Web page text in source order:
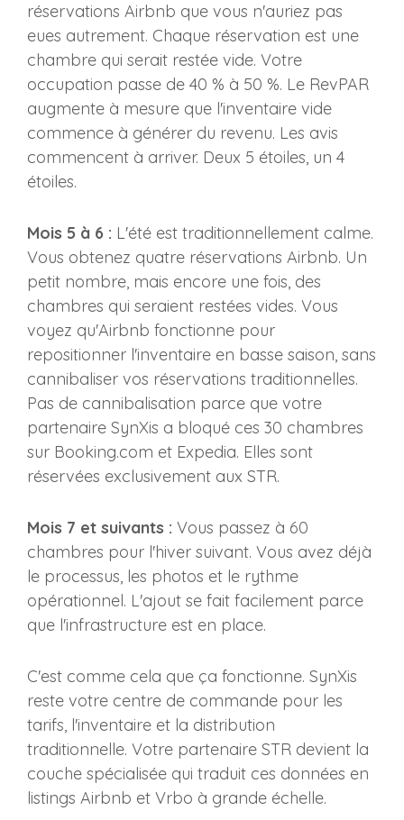
réservations Airbnb que vous n'auriez pas
eues autrement. Chaque réservation est une
chambre qui serait restée vide. Votre
occupation passe de 40 % à 50 %. Le RevPAR
augmente à mesure que l'inventaire vide
commence à générer du revenu. Les avis
commencent à arriver. Deux 5 étoiles, un 4
étoiles.
Mois 5 à 6 : L'été est traditionnellement calme.
Vous obtenez quatre réservations Airbnb. Un
petit nombre, mais encore une fois, des
chambres qui seraient restées vides. Vous
voyez qu'Airbnb fonctionne pour
repositionner l'inventaire en basse saison, sans
cannibaliser vos réservations traditionnelles.
Pas de cannibalisation parce que votre
partenaire SynXis a bloqué ces 30 chambres
sur Booking.com et Expedia. Elles sont
réservées exclusivement aux STR.
Mois 7 et suivants : Vous passez à 60
chambres pour l'hiver suivant. Vous avez déjà
le processus, les photos et le rythme
opérationnel. L'ajout se fait facilement parce
que l'infrastructure est en place.
C'est comme cela que ça fonctionne. SynXis
reste votre centre de commande pour les
tarifs, l'inventaire et la distribution
traditionnelle. Votre partenaire STR devient la
couche spécialisée qui traduit ces données en
listings Airbnb et Vrbo à grande échelle.